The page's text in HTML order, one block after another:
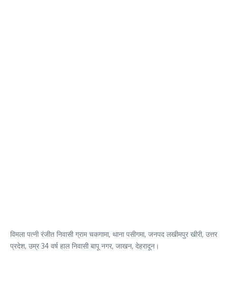
विमला पत्नी रंजीत निवासी ग्राम चकगामा, थाना पसीगमा, जनपद लखीमपुर खीरी, उत्तर
प्रदेश, उम्र 34 वर्ष हाल निवासी बापू नगर, जाखन, देहरादून।